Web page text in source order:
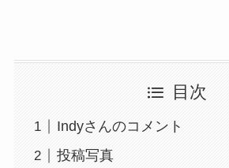
目次
Indyさんのコメント
投稿写真